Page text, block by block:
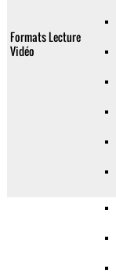
Formats Lecture
Vidéo